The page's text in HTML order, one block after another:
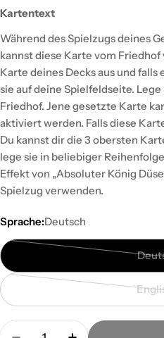
Kartentext
Während des Spielzugs deines
kannst diese Karte vom
Karte deines Decks aus und falls
sie auf deine Spielfeldseite.
Friedhof. Jene gesetzte Karte
aktiviert werden. Falls diese
Du kannst dir die 3 obersten
lege sie in beliebiger
Effekt von „Absoluter König
Spielzug verwenden.
Sprache:Deutsch
Menge